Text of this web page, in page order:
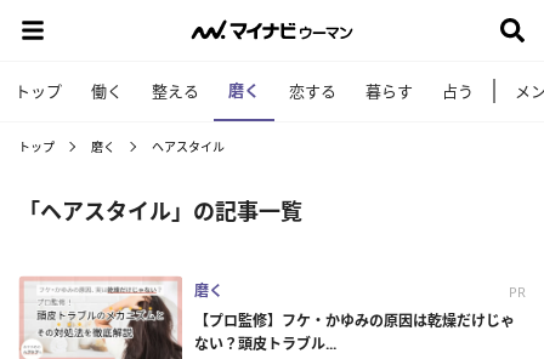
トップ 働く 整える 磨く 恋する 暮らす 占う メ
トップ 磨く ヘアスタイル
「ヘアスタイル」の記事一覧
磨く PR
【プロ監修】フケ・かゆみの原因は乾燥だけじゃ
ない？頭皮トラブル...